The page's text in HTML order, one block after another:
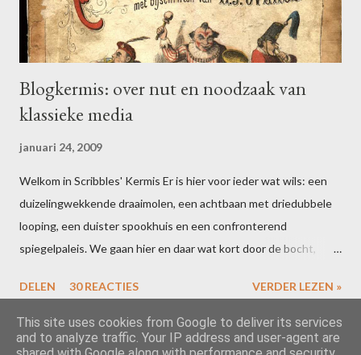
Blogkermis: over nut en noodzaak van
klassieke media
januari 24, 2009
Welkom in Scribbles' Kermis Er is hier voor ieder wat wils: een
duizelingwekkende draaimolen, een achtbaan met driedubbele
looping, een duister spookhuis en een confronterend
spiegelpaleis. We gaan hier en daar wat kort door de bocht,
voor 16 februari een blogpost over uw ervaringen in één of meer
van de attracties. Vergeet niet te linken naar deze post, dan zal
ik uw ideeën toevoegen aan de slotcarousel. Alle riemen vast?
DELEN 30 REACTIES VERDER LEZEN »
This site uses cookies from Google to deliver its services
and to analyze traffic. Your IP address and user-agent are